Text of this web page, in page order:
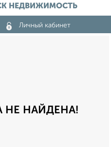
НЕДВИЖИМОСТЬ
Личный кабинет
НЕ НАЙДЕНА!